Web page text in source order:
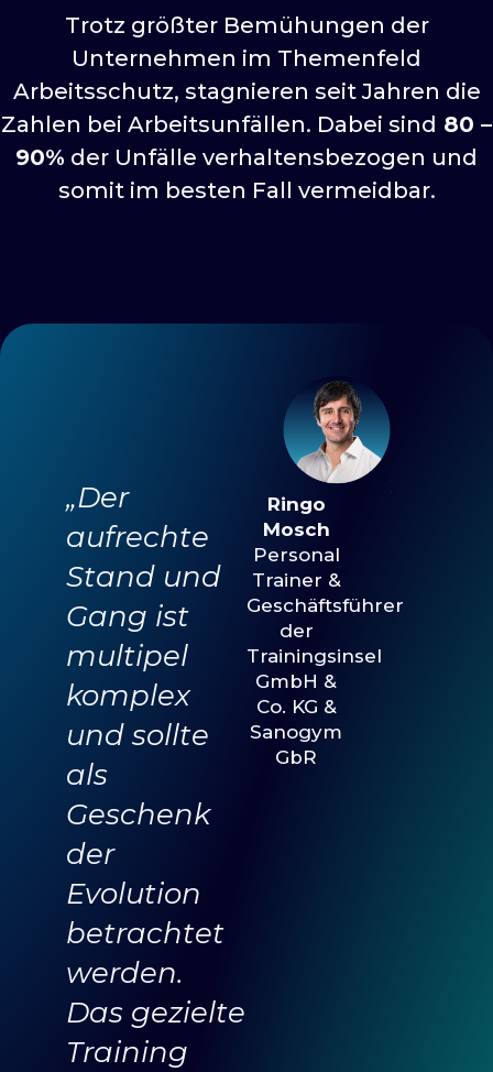
Trotz größter Bemühungen der
Unternehmen im Themenfeld
Arbeitsschutz, stagnieren seit Jahren die
Zahlen bei Arbeitsunfällen. Dabei sind 80 –
90% der Unfälle verhaltensbezogen und
somit im besten Fall vermeidbar.
„Der
aufrechte
Stand und
Gang ist
multipel
komplex
und sollte
als
Geschenk
der
Evolution
betrachtet
werden.
Das gezielte
Training
Ringo
Mosch
Personal
Trainer &
Geschäftsführer
der
Trainingsinsel
GmbH &
Co. KG &
Sanogym
GbR